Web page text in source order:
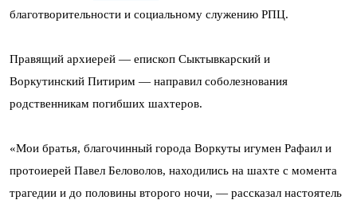
благотворительности и социальному служению РПЦ.
Правящий архиерей — епископ Сыктывкарский и
Воркутинский Питирим — направил соболезнования
родственникам погибших шахтеров.
«Мои братья, благочинный города Воркуты игумен Рафаил и
протоиерей Павел Беловолов, находились на шахте с момента
трагедии и до половины второго ночи, — рассказал настоятель